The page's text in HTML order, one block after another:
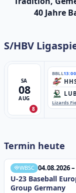
40 Jahre
S/HBV
SA
08
AUG
8
BBLL13:00
LUB
Lizards
Termin heute
WBSC 04.08.2026
U-23 Baseball
Group Germany